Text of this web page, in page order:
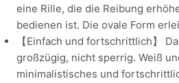
eine Rille, die die Reibung
bedienen ist. Die ovale Form
【Einfach und fortschrittlich】
großzügig, nicht sperrig. Weiß
minimalistisches und